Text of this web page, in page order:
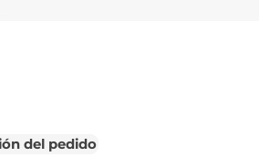
del pedido